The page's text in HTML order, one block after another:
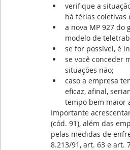
verifique a
há férias
a nova MP 927
modelo de
se for possível, é
se você conceder
situações não;
caso a empresa
eficaz, afinal,
tempo bem maior
Importante
(cód. 91), além das
pelas medidas de
8.213/91, art. 63 e art.